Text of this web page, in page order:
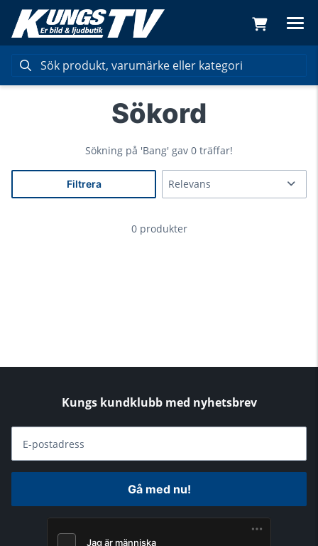
Sökord
Sökning på 'Bang' gav 0 träffar!
Filtrera
0 produkter
Kungs kundklubb med nyhetsbrev
E-postadress
Gå med nu!